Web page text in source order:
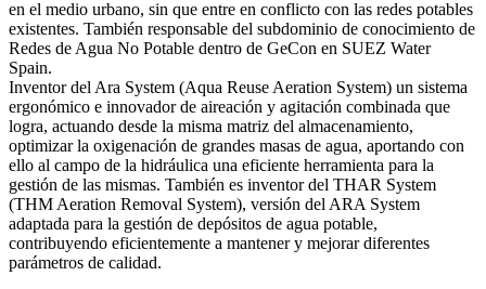
en el medio urbano, sin que entre en conflicto con las redes potables
existentes. También responsable del subdominio de conocimiento de
Redes de Agua No Potable dentro de GeCon en SUEZ Water
Spain.
Inventor del Ara System (Aqua Reuse Aeration System) un sistema
ergonómico e innovador de aireación y agitación combinada que
logra, actuando desde la misma matriz del almacenamiento,
optimizar la oxigenación de grandes masas de agua, aportando con
ello al campo de la hidráulica una eficiente herramienta para la
gestión de las mismas. También es inventor del THAR System
(THM Aeration Removal System), versión del ARA System
adaptada para la gestión de depósitos de agua potable,
contribuyendo eficientemente a mantener y mejorar diferentes
parámetros de calidad.